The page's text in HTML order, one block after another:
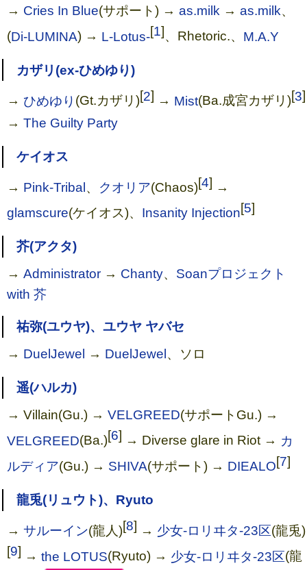
→ Cries In Blue(サポート) →as.milk →as.milk、
(Di-LUMINA) → L-Lotus-[1]、Rhetoric.、 M.A.Y
カザリ(ex-ひめゆり)
→ ひめゆり (Gt.カザリ)[2] → Mist(Ba.成宮カザリ)[3]
→The Guilty Party
ケイオス
→ Pink-Tribal 、 クオリア(Chaos)[4] →
glamscure(ケイオス)、 Insanity Injection[5]
芥(アクタ)
→Administrator → Chanty、 Soanプロジェクト
with 芥
祐弥(ユウヤ)、ユウヤ ヤバセ
→ DuelJewel → DuelJewel 、ソロ
遥(ハルカ)
→ Villain(Gu.) →VELGREED(サポートGu.) →
VELGREED(Ba.)[6] → Diverse glare in Riot → カ
ルディア(Gu.) → SHIVA(サポート) → DIEALO[7]
龍兎(リュウト)、Ryuto
→サルーイン(龍人)[8] → 少女-ロリヰタ-23区(龍兎)
[9] →the LOTUS(Ryuto) → 少女-ロリヰタ-23区(龍
GIVE ME GUMMY